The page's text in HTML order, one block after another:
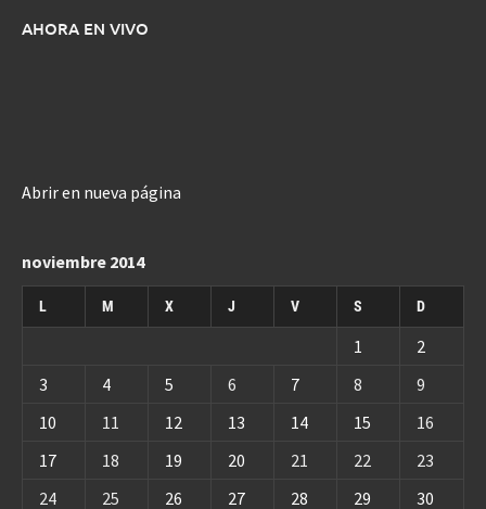
AHORA EN VIVO
Abrir en nueva página
noviembre 2014
L M X J V S D
1
2
3
4 5 6 7 8
9
10
11 12 13 14 15
16
17
18 19 20 21 22
23
24
25 26 27 28 29 30